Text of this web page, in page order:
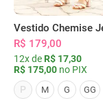
R$ 179,00
12x de R$ 17,30
R$ 175,00 no PIX
P
M G GG